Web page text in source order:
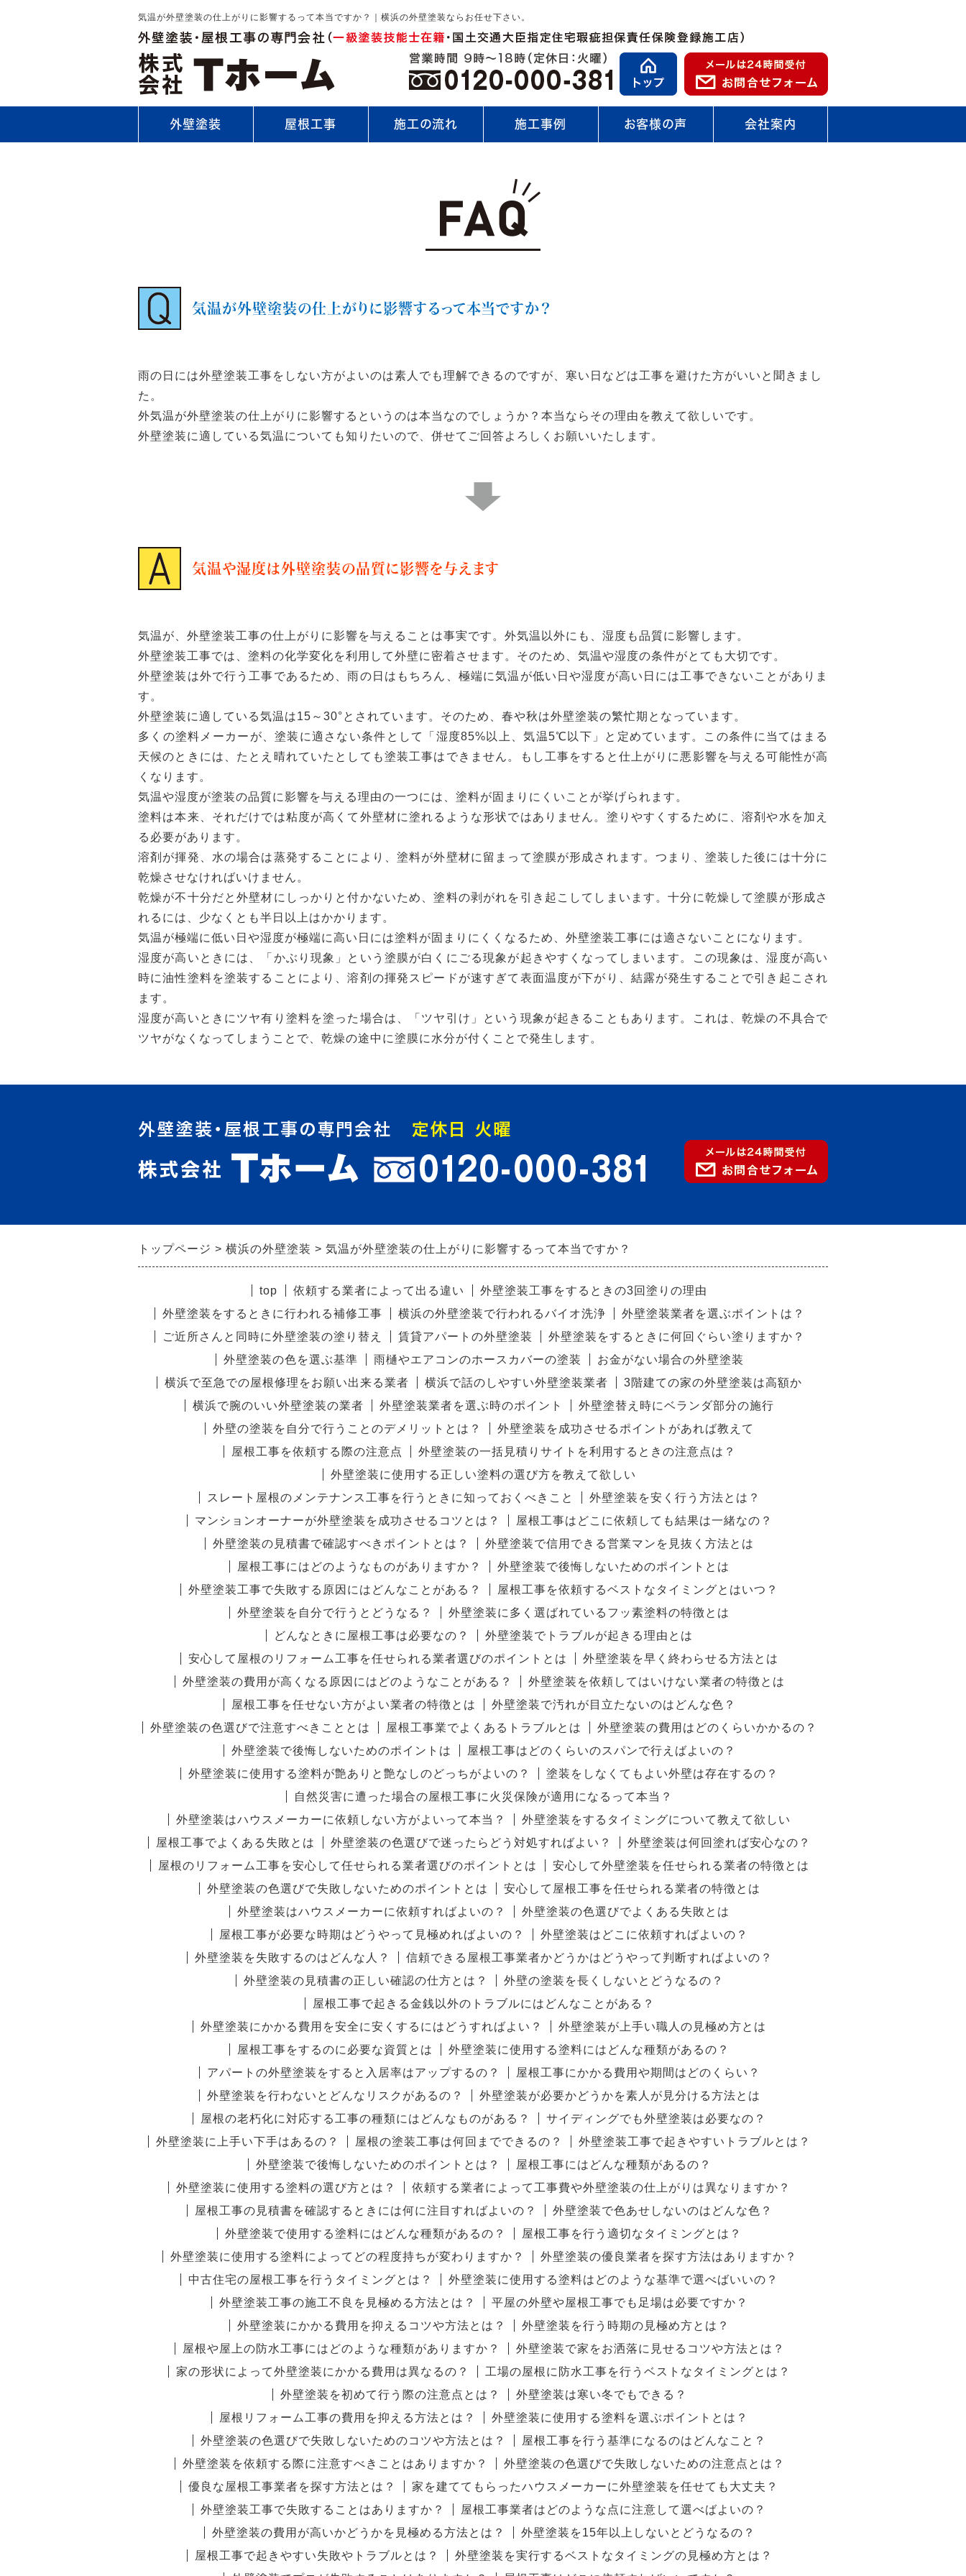
気温が外壁塗装の仕上がりに影響するって本当ですか？｜横浜の外壁塗装ならお任せ下さい。
外壁塗装 屋根工事 施工の流れ 施工事例 お客様の声 会社案内
気温が外壁塗装の仕上がりに影響するって本当ですか？
雨の日には外壁塗装工事をしない方がよいのは素人でも理解できるのですが、寒い日などは工事を避けた方がいいと聞きまし
た。
外気温が外壁塗装の仕上がりに影響するというのは本当なのでしょうか？本当ならその理由を教えて欲しいです。
外壁塗装に適している気温についても知りたいので、併せてご回答よろしくお願いいたします。
気温や湿度は外壁塗装の品質に影響を与えます
気温が、外壁塗装工事の仕上がりに影響を与えることは事実です。外気温以外にも、湿度も品質に影響します。
外壁塗装工事では、塗料の化学変化を利用して外壁に密着させます。そのため、気温や湿度の条件がとても大切です。
外壁塗装は外で行う工事であるため、雨の日はもちろん、極端に気温が低い日や湿度が高い日には工事できないことがありま
す。
外壁塗装に適している気温は15～30°とされています。そのため、春や秋は外壁塗装の繁忙期となっています。
多くの塗料メーカーが、塗装に適さない条件として「湿度85%以上、気温5℃以下」と定めています。この条件に当てはまる
天候のときには、たとえ晴れていたとしても塗装工事はできません。もし工事をすると仕上がりに悪影響を与える可能性が高
くなります。
気温や湿度が塗装の品質に影響を与える理由の一つには、塗料が固まりにくいことが挙げられます。
塗料は本来、それだけでは粘度が高くて外壁材に塗れるような形状ではありません。塗りやすくするために、溶剤や水を加え
る必要があります。
溶剤が揮発、水の場合は蒸発することにより、塗料が外壁材に留まって塗膜が形成されます。つまり、塗装した後には十分に
乾燥させなければいけません。
乾燥が不十分だと外壁材にしっかりと付かないため、塗料の剥がれを引き起こしてしまいます。十分に乾燥して塗膜が形成さ
れるには、少なくとも半日以上はかかります。
気温が極端に低い日や湿度が極端に高い日には塗料が固まりにくくなるため、外壁塗装工事には適さないことになります。
湿度が高いときには、「かぶり現象」という塗膜が白くにごる現象が起きやすくなってしまいます。この現象は、湿度が高い
時に油性塗料を塗装することにより、溶剤の揮発スピードが速すぎて表面温度が下がり、結露が発生することで引き起こされ
ます。
湿度が高いときにツヤ有り塗料を塗った場合は、「ツヤ引け」という現象が起きることもあります。これは、乾燥の不具合で
ツヤがなくなってしまうことで、乾燥の途中に塗膜に水分が付くことで発生します。
トップページ 横浜の外壁塗装 気温が外壁塗装の仕上がりに影響するって本当ですか？
top 依頼する業者によって出る違い
外壁塗装工事をするときの3回塗りの理由
外壁塗装をするときに行われる補修工事
横浜の外壁塗装で行われるバイオ洗浄
外壁塗装業者を選ぶポイントは？
ご近所さんと同時に外壁塗装の塗り替え
賃貸アパートの外壁塗装
外壁塗装をするときに何回ぐらい塗りますか？
外壁塗装の色を選ぶ基準
雨樋やエアコンのホースカバーの塗装
お金がない場合の外壁塗装
横浜で至急での屋根修理をお願い出来る業者
横浜で話のしやすい外壁塗装業者
3階建ての家の外壁塗装は高額か
横浜で腕のいい外壁塗装の業者
外壁塗装業者を選ぶ時のポイント
外壁塗替え時にベランダ部分の施行
外壁の塗装を自分で行うことのデメリットとは？
外壁塗装を成功させるポイントがあれば教えて
屋根工事を依頼する際の注意点
外壁塗装の一括見積りサイトを利用するときの注意点は？
外壁塗装に使用する正しい塗料の選び方を教えて欲しい
スレート屋根のメンテナンス工事を行うときに知っておくべきこと
外壁塗装を安く行う方法とは？
マンションオーナーが外壁塗装を成功させるコツとは？
屋根工事はどこに依頼しても結果は一緒なの？
外壁塗装の見積書で確認すべきポイントとは？
外壁塗装で信用できる営業マンを見抜く方法とは
屋根工事にはどのようなものがありますか？
外壁塗装で後悔しないためのポイントとは
外壁塗装工事で失敗する原因にはどんなことがある？
屋根工事を依頼するベストなタイミングとはいつ？
外壁塗装を自分で行うとどうなる？
外壁塗装に多く選ばれているフッ素塗料の特徴とは
どんなときに屋根工事は必要なの？
外壁塗装でトラブルが起きる理由とは
安心して屋根のリフォーム工事を任せられる業者選びのポイントとは
外壁塗装を早く終わらせる方法とは
外壁塗装の費用が高くなる原因にはどのようなことがある？
外壁塗装を依頼してはいけない業者の特徴とは
屋根工事を任せない方がよい業者の特徴とは
外壁塗装で汚れが目立たないのはどんな色？
外壁塗装の色選びで注意すべきこととは
屋根工事業でよくあるトラブルとは
外壁塗装の費用はどのくらいかかるの？
外壁塗装で後悔しないためのポイントは
屋根工事はどのくらいのスパンで行えばよいの？
外壁塗装に使用する塗料が艶ありと艶なしのどっちがよいの？
塗装をしなくてもよい外壁は存在するの？
自然災害に遭った場合の屋根工事に火災保険が適用になるって本当？
外壁塗装はハウスメーカーに依頼しない方がよいって本当？
外壁塗装をするタイミングについて教えて欲しい
屋根工事でよくある失敗とは
外壁塗装の色選びで迷ったらどう対処すればよい？
外壁塗装は何回塗れば安心なの？
屋根のリフォーム工事を安心して任せられる業者選びのポイントとは
安心して外壁塗装を任せられる業者の特徴とは
外壁塗装の色選びで失敗しないためのポイントとは
安心して屋根工事を任せられる業者の特徴とは
外壁塗装はハウスメーカーに依頼すればよいの？
外壁塗装の色選びでよくある失敗とは
屋根工事が必要な時期はどうやって見極めればよいの？
外壁塗装はどこに依頼すればよいの？
外壁塗装を失敗するのはどんな人？
信頼できる屋根工事業者かどうかはどうやって判断すればよいの？
外壁塗装の見積書の正しい確認の仕方とは？
外壁の塗装を長くしないとどうなるの？
屋根工事で起きる金銭以外のトラブルにはどんなことがある？
外壁塗装にかかる費用を安全に安くするにはどうすればよい？
外壁塗装が上手い職人の見極め方とは
屋根工事をするのに必要な資質とは
外壁塗装に使用する塗料にはどんな種類があるの？
アパートの外壁塗装をすると入居率はアップするの？
屋根工事にかかる費用や期間はどのくらい？
外壁塗装を行わないとどんなリスクがあるの？
外壁塗装が必要かどうかを素人が見分ける方法とは
屋根の老朽化に対応する工事の種類にはどんなものがある？
サイディングでも外壁塗装は必要なの？
外壁塗装に上手い下手はあるの？
屋根の塗装工事は何回までできるの？
外壁塗装工事で起きやすいトラブルとは？
外壁塗装で後悔しないためのポイントとは？
屋根工事にはどんな種類があるの？
外壁塗装に使用する塗料の選び方とは？
依頼する業者によって工事費や外壁塗装の仕上がりは異なりますか？
屋根工事の見積書を確認するときには何に注目すればよいの？
外壁塗装で色あせしないのはどんな色？
外壁塗装で使用する塗料にはどんな種類があるの？
屋根工事を行う適切なタイミングとは？
外壁塗装に使用する塗料によってどの程度持ちが変わりますか？
外壁塗装の優良業者を探す方法はありますか？
中古住宅の屋根工事を行うタイミングとは？
外壁塗装に使用する塗料はどのような基準で選べばいいの？
外壁塗装工事の施工不良を見極める方法とは？
平屋の外壁や屋根工事でも足場は必要ですか？
外壁塗装にかかる費用を抑えるコツや方法とは？
外壁塗装を行う時期の見極め方とは？
屋根や屋上の防水工事にはどのような種類がありますか？
外壁塗装で家をお洒落に見せるコツや方法とは？
家の形状によって外壁塗装にかかる費用は異なるの？
工場の屋根に防水工事を行うベストなタイミングとは？
外壁塗装を初めて行う際の注意点とは？
外壁塗装は寒い冬でもできる？
屋根リフォーム工事の費用を抑える方法とは？
外壁塗装に使用する塗料を選ぶポイントとは？
外壁塗装の色選びで失敗しないためのコツや方法とは？
屋根工事を行う基準になるのはどんなこと？
外壁塗装を依頼する際に注意すべきことはありますか？
外壁塗装の色選びで失敗しないための注意点とは？
優良な屋根工事業者を探す方法とは？
家を建ててもらったハウスメーカーに外壁塗装を任せても大丈夫？
外壁塗装工事で失敗することはありますか？
屋根工事業者はどのような点に注意して選べばよいの？
外壁塗装の費用が高いかどうかを見極める方法とは？
外壁塗装を15年以上しないとどうなるの？
屋根工事で起きやすい失敗やトラブルとは？
外壁塗装を実行するベストなタイミングの見極め方とは？